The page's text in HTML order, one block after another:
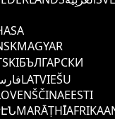
MAGYAR
БЪЛГАРСКИ
LATVIEŠU
EESTI
MARĀṬHĪ